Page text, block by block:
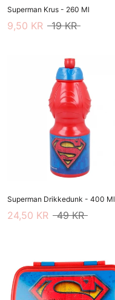
Superman Krus - 260 Ml
9,50 KR 19 KR
Superman Drikkedunk - 400 Ml
24,50 KR 49 KR